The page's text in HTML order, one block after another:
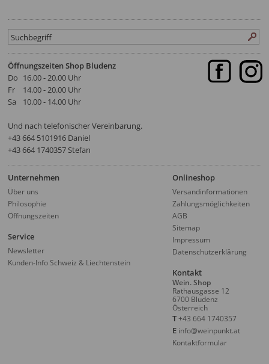
Öffnungszeiten Shop Bludenz
Do
Fr
Sa
16.00 - 20.00 Uhr
14.00 - 20.00 Uhr
10.00 - 14.00 Uhr
Und nach telefonischer Vereinbarung.
‭+43 664 5101916‬ Daniel
+43 664 1740357 Stefan
Unternehmen
Über uns
Philosophie
Öffnungszeiten
Onlineshop
Versandinformationen
Zahlungsmöglichkeiten
AGB
Sitemap
Impressum
Datenschutzerklärung
Service
Newsletter
Kunden-Info Schweiz & Liechtenstein
Kontakt
Wein. Shop
Rathausgasse 12
6700 Bludenz
Österreich
T+43 664 1740357
E info@weinpunkt.at
Kontaktformular